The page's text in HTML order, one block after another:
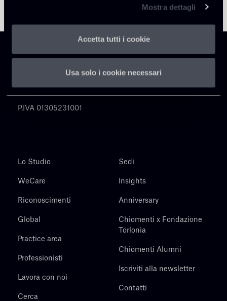
Mostra dettagli
Accetta tutti i cookie
Usa solo i cookie necessari
Chiomenti
P.IVA 01305231001
Lo Studio
WeCare
Riconoscimenti
Global
Practice area
Professionisti
Lavora con noi
Cerca
Sedi
Insights
Anniversary
Chiomenti x Fondazione
Torlonia
Chiomenti Alumni
Iscriviti alla newsletter
Contatti